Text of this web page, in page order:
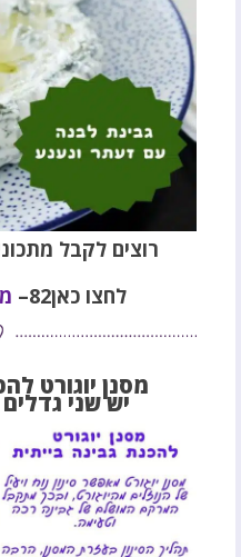
רוצים לקבל
לחצו כאן82–
מסנן יוגורט
יש שני גדלים 1100 ו –